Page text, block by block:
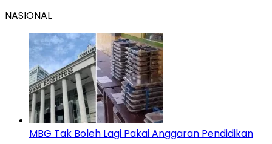
NASIONAL
MBG Tak Boleh Lagi Pakai Anggaran Pendidikan